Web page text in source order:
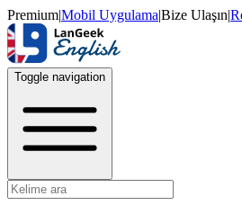
Premium|Mobil Uygulama|Bize Ulaşın|
Toggle navigation